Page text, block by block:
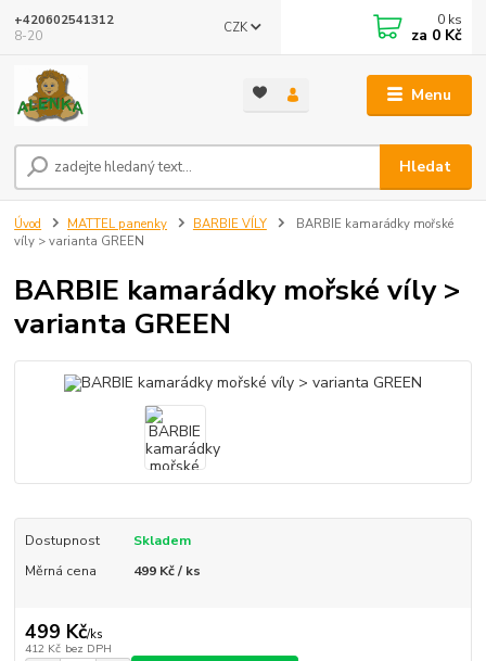
Menu
CZK
Hledat
+420602541312
8-20
0 ks
za 0 Kč
Úvod MATTEL panenky BARBIE VÍLY
BARBIE kamarádky mořské
víly > varianta GREEN
BARBIE kamarádky mořské víly >
varianta GREEN
Dostupnost
Skladem
Měrná cena
499 Kč / ks
499 Kč/ks
412 Kč bez DPH